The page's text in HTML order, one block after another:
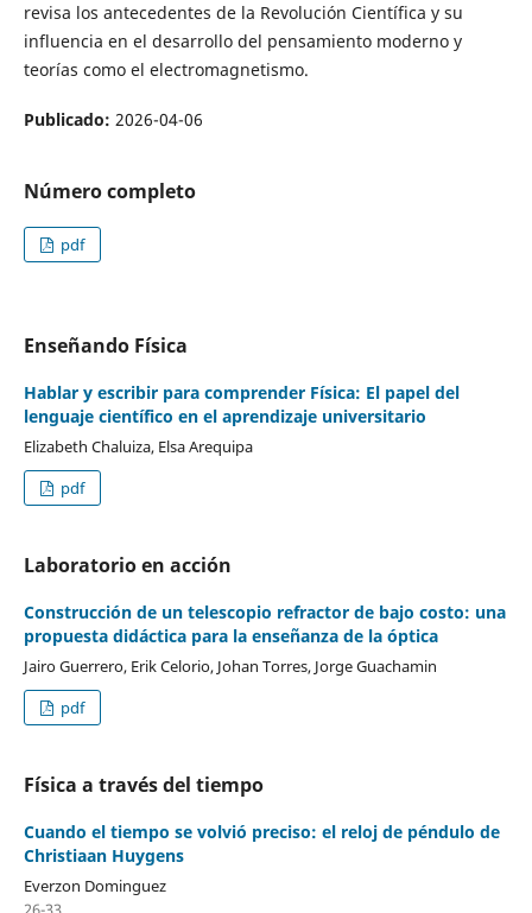
revisa los antecedentes de la Revolución Científica y su
influencia en el desarrollo del pensamiento moderno y
teorías como el electromagnetismo.
Publicado: 2026-04-06
Número completo
pdf
Enseñando Física
Hablar y escribir para comprender Física: El papel del
lenguaje científico en el aprendizaje universitario
Elizabeth Chaluiza, Elsa Arequipa
pdf
Laboratorio en acción
Construcción de un telescopio refractor de bajo costo: una
propuesta didáctica para la enseñanza de la óptica
Jairo Guerrero, Erik Celorio, Johan Torres, Jorge Guachamin
pdf
Física a través del tiempo
Cuando el tiempo se volvió preciso: el reloj de péndulo de
Christiaan Huygens
Everzon Dominguez